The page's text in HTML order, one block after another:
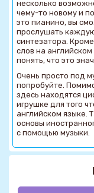
несколько
чему-то новому и
это пианино, вы
прослушать
синтезатора.
слов на английском
понять, что это
Очень просто под
попробуйте.
здесь находятся
игрушке для того
английском языке.
основы
с помощью музыки.